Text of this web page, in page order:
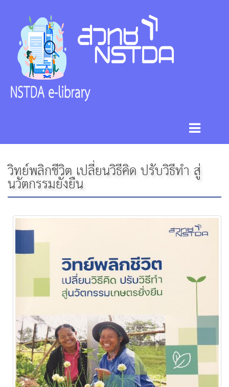
วิทย์พลิกชีวิต เปลี่ยนวิธีคิด ปรับวิธีทำ สู่
นวัตกรรมยั่งยืน